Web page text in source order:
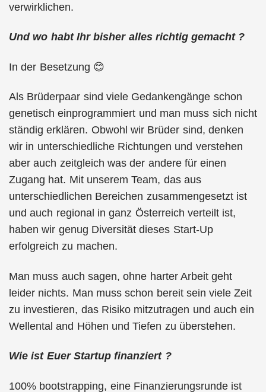
verwirklichen.
Und wo habt Ihr bisher alles richtig gemacht ?
In der Besetzung 😊
Als Brüderpaar sind viele Gedankengänge schon
genetisch einprogrammiert und man muss sich nicht
ständig erklären. Obwohl wir Brüder sind, denken
wir in unterschiedliche Richtungen und verstehen
aber auch zeitgleich was der andere für einen
Zugang hat. Mit unserem Team, das aus
unterschiedlichen Bereichen zusammengesetzt ist
und auch regional in ganz Österreich verteilt ist,
haben wir genug Diversität dieses Start-Up
erfolgreich zu machen.
Man muss auch sagen, ohne harter Arbeit geht
leider nichts. Man muss schon bereit sein viele Zeit
zu investieren, das Risiko mitzutragen und auch ein
Wellental and Höhen und Tiefen zu überstehen.
Wie ist Euer Startup finanziert ?
100% bootstrapping, eine Finanzierungsrunde ist